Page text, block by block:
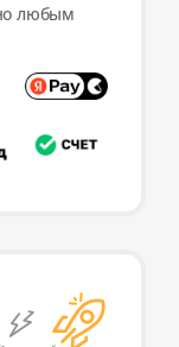
любым